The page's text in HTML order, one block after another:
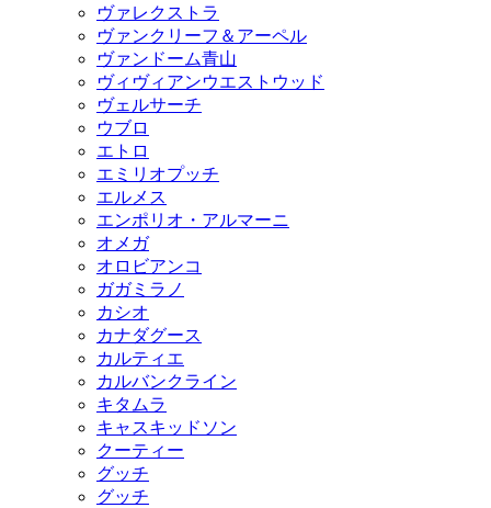
ヴァレクストラ
ヴァンクリーフ＆アーペル
ヴァンドーム青山
ヴィヴィアンウエストウッド
ヴェルサーチ
ウブロ
エトロ
エミリオプッチ
エルメス
エンポリオ・アルマーニ
オメガ
オロビアンコ
ガガミラノ
カシオ
カナダグース
カルティエ
カルバンクライン
キタムラ
キャスキッドソン
クーティー
グッチ
グッチ